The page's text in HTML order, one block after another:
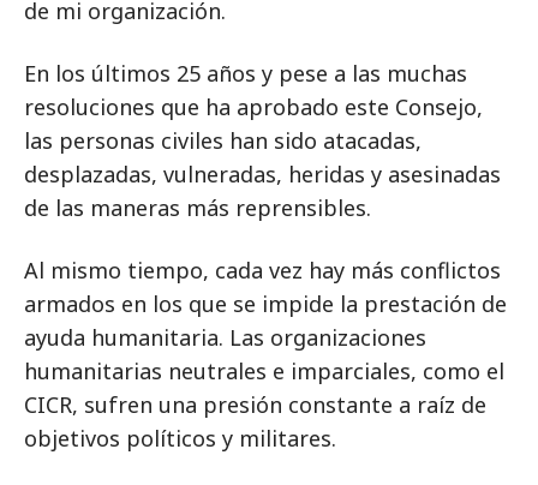
de mi organización.
En los últimos 25 años y pese a las muchas
resoluciones que ha aprobado este Consejo,
las personas civiles han sido atacadas,
desplazadas, vulneradas, heridas y asesinadas
de las maneras más reprensibles.
Al mismo tiempo, cada vez hay más conflictos
armados en los que se impide la prestación de
ayuda humanitaria. Las organizaciones
humanitarias neutrales e imparciales, como el
CICR, sufren una presión constante a raíz de
objetivos políticos y militares.